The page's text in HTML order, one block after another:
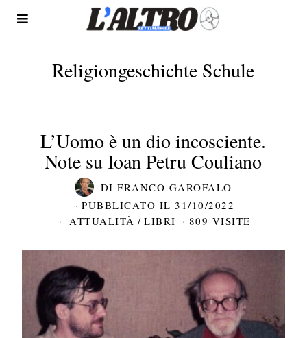
Religiongeschichte Schule
L’Uomo è un dio incosciente.
Note su Ioan Petru Couliano
DIFRANCO GAROFALO
PUBBLICATO IL 31/10/2022
ATTUALITÀ / LIBRI 809 VISITE